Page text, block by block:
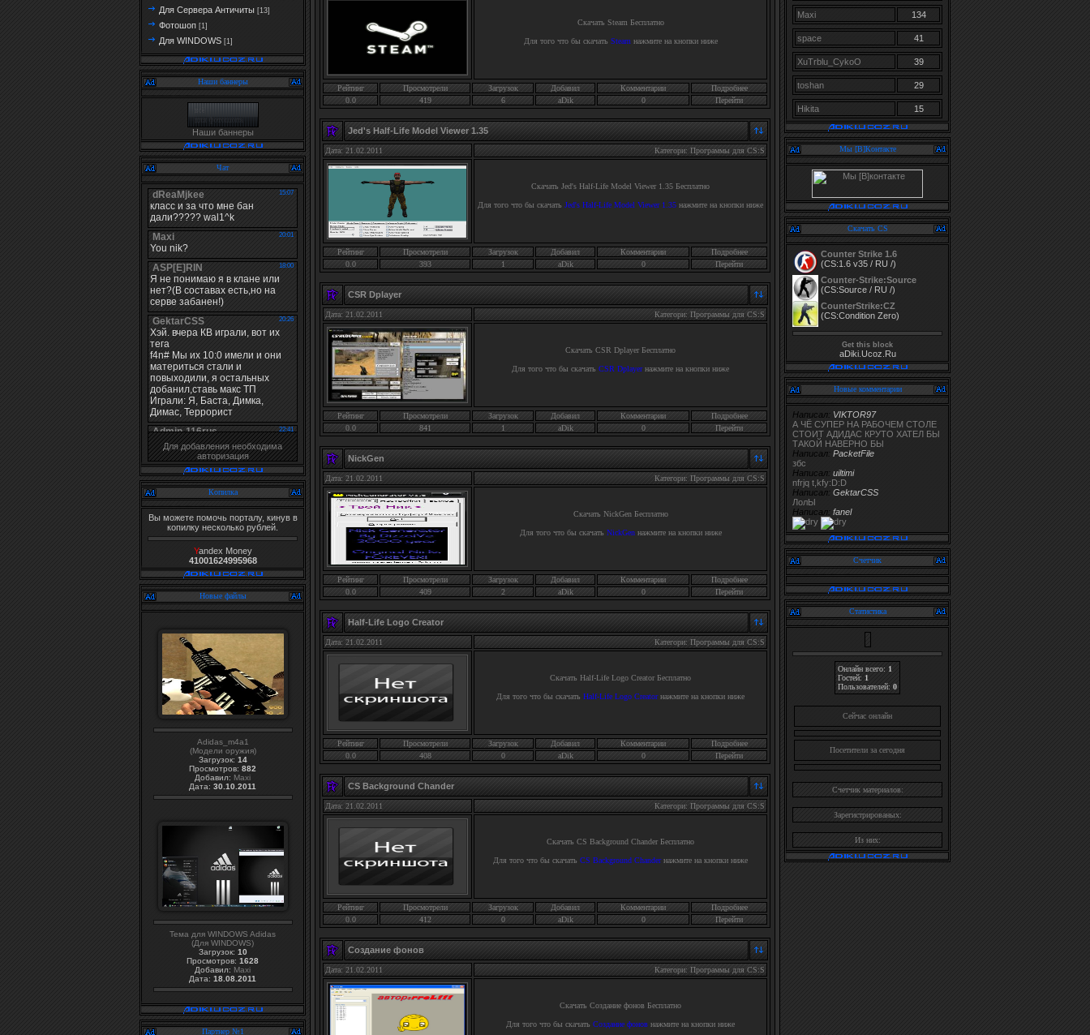
Для Сервера Античиты [13]
Фотошоп [1]
Для WINDOWS [1]
Наши баннеры
Наши баннеры
Чат
Для добавления необходима
авторизация
Копилка
Вы можете помочь порталу, кинув в
копилку несколько рублей.
Yandex Money
41001624995968
Новые файлы
Adidas_m4a1
(Модели оружия)
Загрузок: 14
Просмотров: 882
Добавил: Maxi
Дата: 30.10.2011
Тема для WINDOWS Adidas
(Для WINDOWS)
Загрузок: 10
Просмотров: 1628
Добавил: Maxi
Дата: 18.08.2011
Партнер №1
Скачать SteamБесплатно
Для того что бы скачать Steamнажмите на кнопки ниже
Рейтинг Просмотрели Загрузок Добавил Комментарии
Подробнее
0.0
419 6 aDik 0 Перейти
Jed's Half-Life Model Viewer 1.35
Дата: 21.02.2011 Категори: Программы для CS:S
Скачать Jed's Half-Life Model Viewer 1.35 Бесплатно
Для того что бы скачать Jed's Half-Life Model Viewer 1.35 нажмите на кнопки ниже
Рейтинг Просмотрели Загрузок Добавил Комментарии
Подробнее
0.0
393 1 aDik 0 Перейти
CSR Dplayer
Дата: 21.02.2011 Категори: Программы для CS:S
Скачать CSR Dplayer Бесплатно
Для того что бы скачать CSR Dplayerнажмите на кнопки ниже
Рейтинг Просмотрели Загрузок Добавил Комментарии
Подробнее
0.0
841 1 aDik 0 Перейти
NickGen
Дата: 21.02.2011 Категори: Программы для CS:S
Скачать NickGenБесплатно
Для того что бы скачать NickGenнажмите на кнопки ниже
Рейтинг Просмотрели Загрузок Добавил Комментарии
Подробнее
0.0
409 2 aDik 0 Перейти
Half-Life Logo Creator
Дата: 21.02.2011 Категори: Программы для CS:S
Скачать Half-Life Logo Creator Бесплатно
Для того что бы скачать Half-Life Logo Creatorнажмите на кнопки ниже
Рейтинг Просмотрели Загрузок Добавил Комментарии
Подробнее
0.0
408 0 aDik 0 Перейти
CS Background Chander
Дата: 21.02.2011 Категори: Программы для CS:S
Скачать CS Background Chander Бесплатно
Для того что бы скачать CS Background Chanderнажмите на кнопки ниже
Рейтинг Просмотрели Загрузок Добавил Комментарии
Подробнее
0.0
412 0 aDik 0 Перейти
Создание фонов
Дата: 21.02.2011 Категори: Программы для CS:S
Скачать Создание фонов Бесплатно
Для того что бы скачать Создание фонов нажмите на кнопки ниже
Maxi 134
space 41
XuTrblu_CykoO 39
toshan 29
Hikita 15
Мы [В]Контакте
Скачать CS
Counter Strike 1.6
(CS:1.6 v35 / RU /)
Counter-Strike:Source
(CS:Source / RU /)
CounterStrike:CZ
(CS:Condition Zero)
Get this block
aDiki.Ucoz.Ru
Новые комментарии
Написал: VIKTOR97
А ЧЁ СУПЕР НА РАБОЧЕМ СТОЛЕ
СТОИТ АДИДАС КРУТО ХАТЕЛ БЫ
ТАКОЙ НАВЕРНО БЫ
Написал: PacketFile
збс
Написал: uiltimi
nfrjq t,kfy:D:D
Написал: GektarCSS
ЛолЫ
Написал: fanel
Счетчик
Статистика
Онлайн всего: 1
Гостей: 1
Пользователей: 0
Cейчас онлайн
Посетители за сегодня
Счетчик материалов:
Зарегистрированых:
Из них: